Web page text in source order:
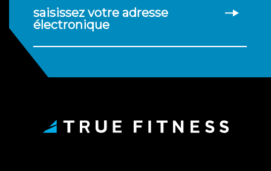
saisissez votre adresse
électronique